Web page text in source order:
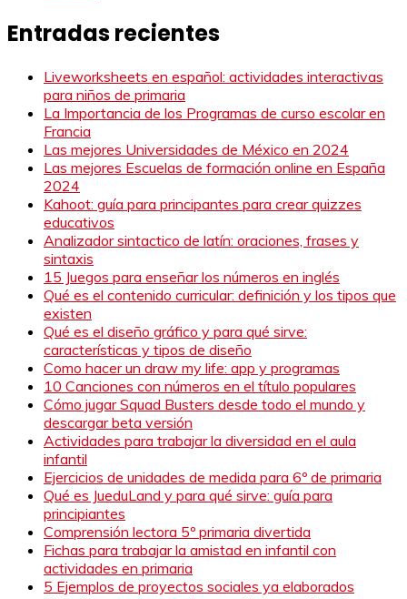
Entradas recientes
Liveworksheets en español: actividades interactivas
para niños de primaria
La Importancia de los Programas de curso escolar en
Francia
Las mejores Universidades de México en 2024
Las mejores Escuelas de formación online en España
2024
Kahoot: guía para principantes para crear quizzes
educativos
Analizador sintactico de latín: oraciones, frases y
sintaxis
15 Juegos para enseñar los números en inglés
Qué es el contenido curricular: definición y los tipos que
existen
Qué es el diseño gráfico y para qué sirve:
características y tipos de diseño
Como hacer un draw my life: app y programas
10 Canciones con números en el título populares
Cómo jugar Squad Busters desde todo el mundo y
descargar beta versión
Actividades para trabajar la diversidad en el aula
infantil
Ejercicios de unidades de medida para 6º de primaria
Qué es JueduLand y para qué sirve: guía para
principiantes
Comprensión lectora 5º primaria divertida
Fichas para trabajar la amistad en infantil con
actividades en primaria
5 Ejemplos de proyectos sociales ya elaborados